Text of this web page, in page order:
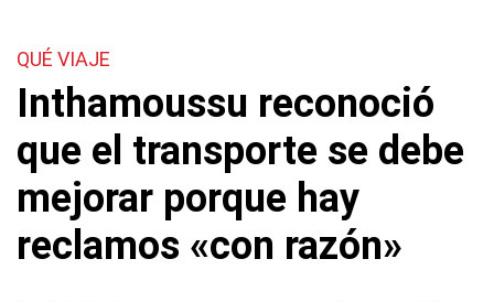
QUÉ VIAJE
Inthamoussu reconoció
que el transporte se debe
mejorar porque hay
reclamos «con razón»